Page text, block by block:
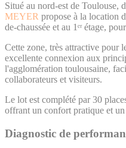
Situé au nord-est de Toulouse,
MEYER propose à la location
de-chaussée et au 1ᵉʳ étage,
Cette zone, très attractive pour
excellente connexion aux
l'agglomération toulousaine,
collaborateurs et visiteurs.
Le lot est complété par 30
offrant un confort pratique et
Diagnostic de